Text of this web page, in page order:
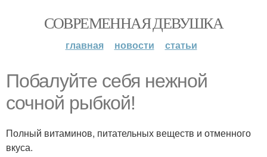
СОВРЕМЕННАЯ ДЕВУШКА
главная новости статьи
Побалуйте себя нежной
сочной рыбкой!
Полный витаминов, питательных веществ и отменного
вкуса.